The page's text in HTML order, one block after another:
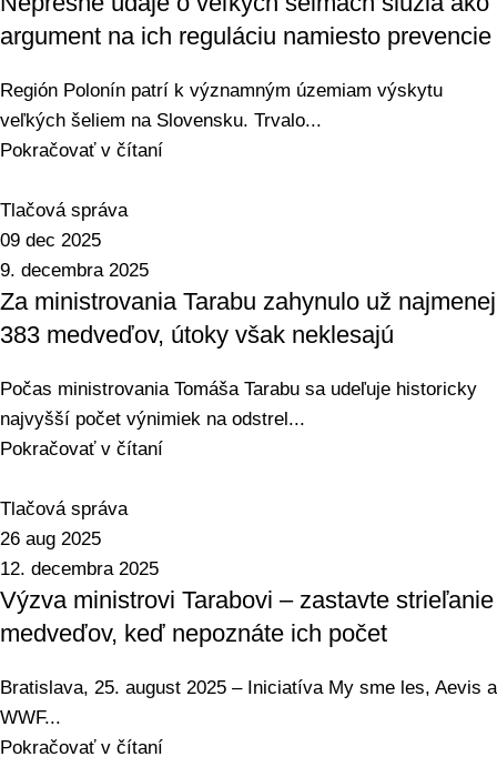
argument na ich reguláciu namiesto prevencie
Región Polonín patrí k významným územiam výskytu
veľkých šeliem na Slovensku. Trvalo...
Pokračovať v čítaní
Tlačová správa
09 dec 2025
9. decembra 2025
Za ministrovania Tarabu zahynulo už najmenej
383 medveďov, útoky však neklesajú
Počas ministrovania Tomáša Tarabu sa udeľuje historicky
najvyšší počet výnimiek na odstrel...
Pokračovať v čítaní
Tlačová správa
26 aug 2025
12. decembra 2025
Výzva ministrovi Tarabovi – zastavte strieľanie
medveďov, keď nepoznáte ich počet
Bratislava, 25. august 2025 – Iniciatíva My sme les, Aevis a
WWF...
Pokračovať v čítaní